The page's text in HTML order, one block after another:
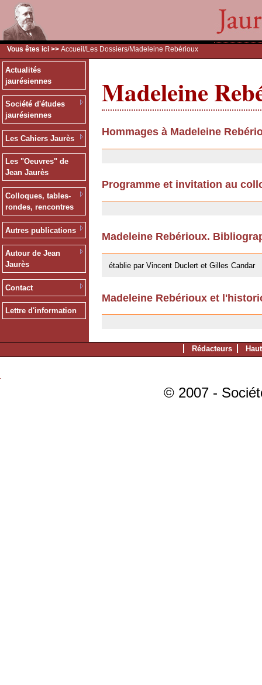
Vous êtes ici >> Accueil /Les Dossiers/Madeleine Rebérioux
Actualités
jaurésiennes
Société d'études
jaurésiennes
Les Cahiers Jaurès
Les "Oeuvres" de
Jean Jaurès
Colloques, tables-
rondes, rencontres
Autres publications
Autour de Jean
Jaurès
Contact
Lettre d'information
Madeleine
Hommages à Madeleine
Programme et invitation au
Madeleine Rebérioux.
établie par Vincent Duclert et Gilles Candar
Madeleine Rebérioux et
Rédacteurs
© 2007 -